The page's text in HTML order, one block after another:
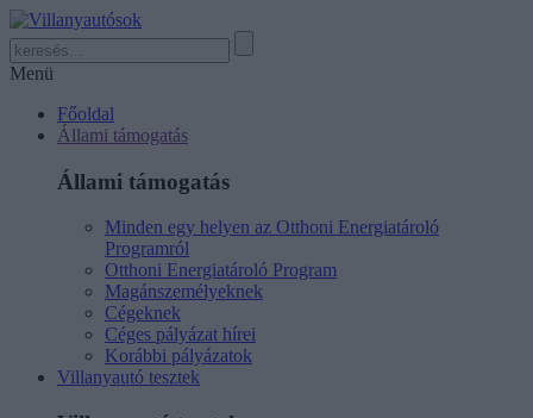
Menü
Főoldal
Állami támogatás
Állami támogatás
Minden egy helyen az Otthoni Energiatároló
Programról
Otthoni Energiatároló Program
Magánszemélyeknek
Cégeknek
Céges pályázat hírei
Korábbi pályázatok
Villanyautó tesztek